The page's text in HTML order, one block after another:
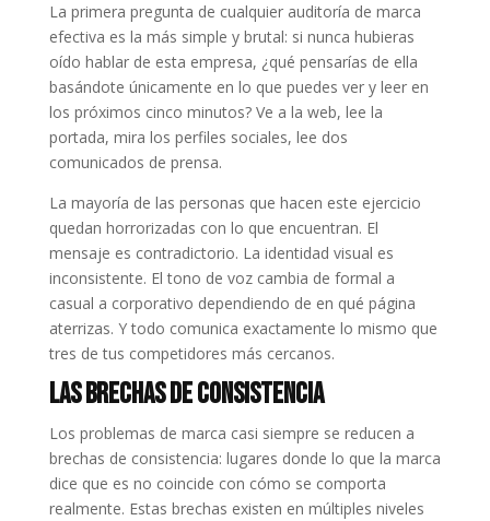
La primera pregunta de cualquier auditoría de marca
efectiva es la más simple y brutal: si nunca hubieras
oído hablar de esta empresa, ¿qué pensarías de ella
basándote únicamente en lo que puedes ver y leer en
los próximos cinco minutos? Ve a la web, lee la
portada, mira los perfiles sociales, lee dos
comunicados de prensa.
La mayoría de las personas que hacen este ejercicio
quedan horrorizadas con lo que encuentran. El
mensaje es contradictorio. La identidad visual es
inconsistente. El tono de voz cambia de formal a
casual a corporativo dependiendo de en qué página
aterrizas. Y todo comunica exactamente lo mismo que
tres de tus competidores más cercanos.
Las Brechas de Consistencia
Los problemas de marca casi siempre se reducen a
brechas de consistencia: lugares donde lo que la marca
dice que es no coincide con cómo se comporta
realmente. Estas brechas existen en múltiples niveles